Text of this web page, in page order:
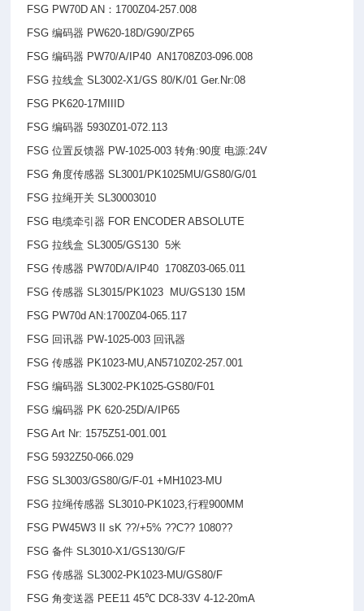
FSG PW70D AN ：1700Z04-257.008
FSG编码器 PW620-18D/G90/ZP65
FSG编码器 PW70/A/IP40 AN1708Z03-096.008
FSG拉线盒 SL3002-X1/GS 80/K/01 Ger.Nr:08
FSG PK620-17MIIID
FSG编码器 5930Z01-072.113
FSG位置反馈器 PW-1025-003 转角:90度 电源:24V
FSG角度传感器 SL3001/PK1025MU/GS80/G/01
FSG拉绳开关 SL30003010
FSG 电缆牵引器 FOR ENCODER ABSOLUTE
FSG拉线盒 SL3005/GS130 5米
FSG传感器 PW70D/A/IP40 1708Z03-065.011
FSG传感器 SL3015/PK1023 MU/GS130 15M
FSG PW70d AN:1700Z04-065.117
FSG 回讯器 PW-1025-003 回讯器
FSG传感器 PK1023-MU,AN5710Z02-257.001
FSG编码器 SL3002-PK1025-GS80/F01
FSG编码器 PK 620-25D/A/IP65
FSG Art Nr: 1575Z51-001.001
FSG 5932Z50-066.029
FSG SL3003/GS80/G/F-01 +MH1023-MU
FSG拉绳传感器 SL3010-PK1023,行程900MM
FSG PW45W3 II sK ??/+5% ??С?? 1080??
FSG备件 SL3010-X1/GS130/G/F
FSG传感器 SL3002-PK1023-MU/GS80/F
FSG角变送器 PEE11 45℃ DC8-33V 4-12-20mA